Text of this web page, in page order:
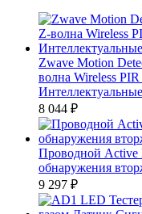
Zwave Motion
волна Wireless
8 044 ₽
Проводной Active
обнаружения
9 297 ₽